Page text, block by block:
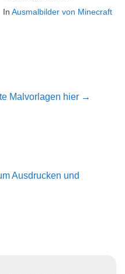
In Ausmalbilder von Minecraft
Malvorlagen hier →
Ausdrucken und